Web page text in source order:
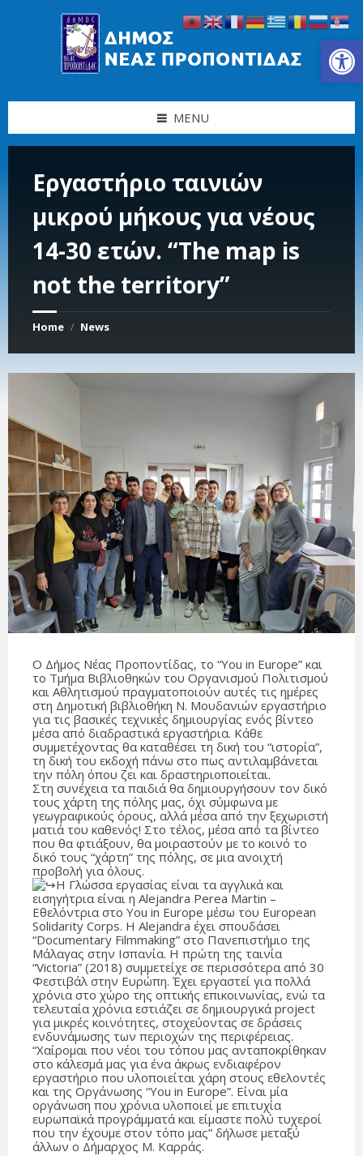
Ανοίξτε τη γραμμή εργαλείων
MENU
Εργαστήριο ταινιών
μικρού μήκους για νέους
14-30 ετών. “The map is
not the territory”
Home / News
Ο Δήμος Νέας Προποντίδας, το “You in Europe” και
το Τμήμα Βιβλιοθηκών του Οργανισμού Πολιτισμού
και Αθλητισμού πραγματοποιούν αυτές τις ημέρες
στη Δημοτική βιβλιοθήκη Ν. Μουδανιών εργαστήριο
για τις βασικές τεχνικές δημιουργίας ενός βίντεο
μέσα από διαδραστικά εργαστήρια. Κάθε
συμμετέχοντας θα καταθέσει τη δική του “ιστορία”,
τη δική του εκδοχή πάνω στο πως αντιλαμβάνεται
την πόλη όπου ζει και δραστηριοποιείται.
Στη συνέχεια τα παιδιά θα δημιουργήσουν τον δικό
τους χάρτη της πόλης μας, όχι σύμφωνα με
γεωγραφικούς όρους, αλλά μέσα από την ξεχωριστή
ματιά του καθενός! Στο τέλος, μέσα από τα βίντεο
που θα φτιάξουν, θα μοιραστούν με το κοινό το
δικό τους “χάρτη” της πόλης, σε μια ανοιχτή
προβολή για όλους.
Η Γλώσσα εργασίας είναι τα αγγλικά και
εισηγήτρια είναι η Alejandra Perea Martin –
Εθελόντρια στο You in Europe μέσω του European
Solidarity Corps. Η Alejandra έχει σπουδάσει
“Documentary Filmmaking” στο Πανεπιστήμιο της
Μάλαγας στην Ισπανία. Η πρώτη της ταινία
“Victoria” (2018) συμμετείχε σε περισσότερα από 30
Φεστιβάλ στην Ευρώπη. Έχει εργαστεί για πολλά
χρόνια στο χώρο της οπτικής επικοινωνίας, ενώ τα
τελευταία χρόνια εστιάζει σε δημιουργικά project
για μικρές κοινότητες, στοχεύοντας σε δράσεις
ενδυνάμωσης των περιοχών της περιφέρειας.
“Χαίρομαι που νέοι του τόπου μας ανταποκρίθηκαν
στο κάλεσμά μας για ένα άκρως ενδιαφέρον
εργαστήριο που υλοποιείται χάρη στους εθελοντές
και της Οργάνωσης “Υou in Europe”. Είναι μία
οργάνωση που χρόνια υλοποιεί με επιτυχία
ευρωπαϊκά προγράμματά και είμαστε πολύ τυχεροί
που την έχουμε στον τόπο μας” δήλωσε μεταξύ
άλλων ο Δήμαρχος Μ. Καρράς.